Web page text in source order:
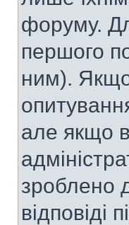
форуму.
першого
ним).
але якщо
зроблено
відповіді